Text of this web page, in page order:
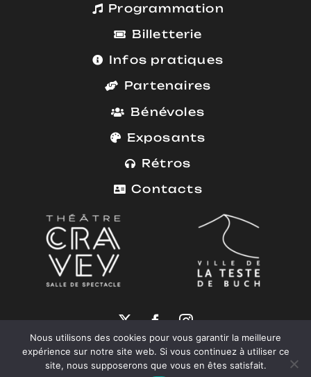
Programmation
Billetterie
Infos pratiques
Partenaires
Bénévoles
Exposants
Rétros
Contacts
African Vibes Festival ©2026
Mentions Légales|Politique de Confidentialité
Nous utilisons des cookies pour vous garantir la meilleure
expérience sur notre site web. Si vous continuez à utiliser ce
site, nous supposerons que vous en êtes satisfait.